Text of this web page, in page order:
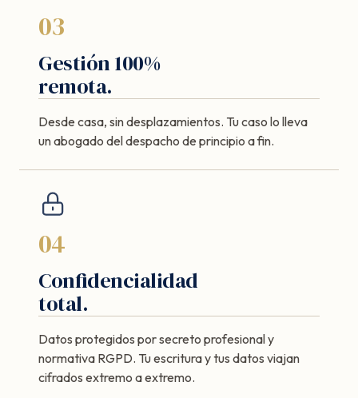
03
Gestión 100%
remota.
Desde casa, sin desplazamientos. Tu caso lo lleva
un abogado del despacho de principio a fin.
04
Confidencialidad
total.
Datos protegidos por secreto profesional y
normativa RGPD. Tu escritura y tus datos viajan
cifrados extremo a extremo.